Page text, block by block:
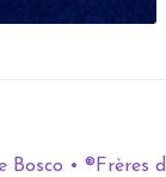
Bosco • ®Frères